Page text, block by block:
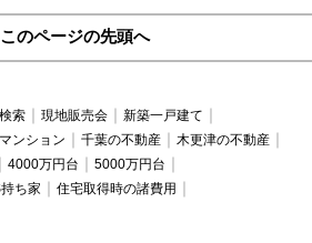
このページの先頭へ
索 現地販売会
新築一戸建て
ンション 千葉の不動産
木更津の不動産
4000万円台
5000万円台
ち家
住宅取得時の諸費用